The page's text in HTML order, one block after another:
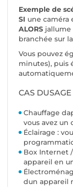
Exemple de
SI une
ALORS
branchée sur
Vous pouvez
minutes), puis
CAS DUSAGE
Chauffage
vous avez un
Éclairage :
Box Internet
appareil en
dun appareil